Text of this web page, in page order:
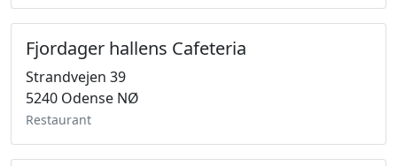
Fjordager hallens Cafeteria
Strandvejen 39
5240 Odense NØ
Restaurant